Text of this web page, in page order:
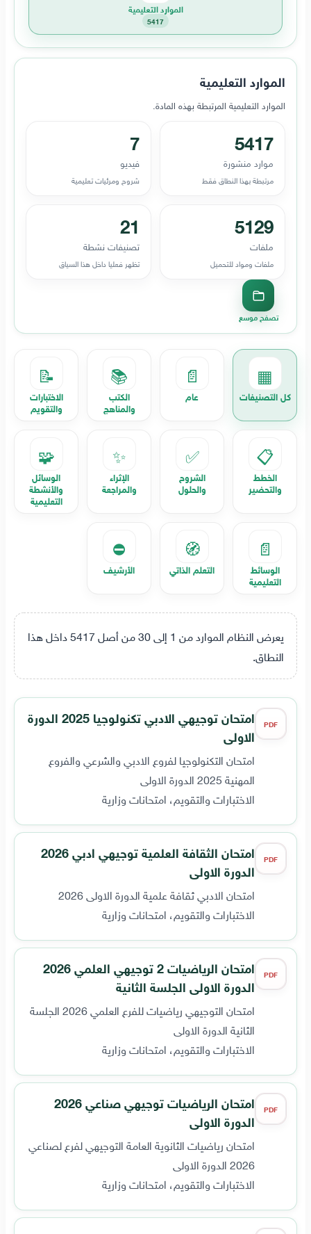
الموارد التعليمية
5417
الموارد التعليمية
الموارد التعليمية المرتبطة بهذه المادة.
5417
موارد منشورة
مرتبطة بهذا النطاق فقط
7
فيديو
شروح ومرئيات تعليمية
5129
ملفات
ملفات ومواد للتحميل
21
تصنيفات نشطة
تظهر فعليا داخل هذا السياق
تصفح موسع
▦
كل التصنيفات
📄
عام
📚
الكتب
والمناهج
📝
الاختبارات
والتقويم
📋
الخطط
والتحضير
✅
الشروح
والحلول
✨
الإثراء
والمراجعة
🧩
الوسائل
والأنشطة
التعليمية
📄
الوسائط
التعليمية
🧭
التعلم الذاتي
⛔
الأرشيف
يعرض النظام الموارد من 1 إلى 30 من أصل 5417 داخل هذا
النطاق.
PDF
امتحان توجيهي الادبي تكنولوجيا 2025 الدورة
الاولى
امتحان التكنولوجيا لفروع الادبي والشرعي والفروع
المهنية 2025 الدورة الاولى
الاختبارات والتقويم، امتحانات وزارية
PDF
امتحان الثقافة العلمية توجيهي ادبي 2026
الدورة الاولى
امتحان الادبي ثقافة علمية الدورة الاولى 2026
الاختبارات والتقويم، امتحانات وزارية
PDF
امتحان الرياضيات 2 توجيهي العلمي 2026
الدورة الاولى الجلسة الثانية
امتحان التوجيهي رياضيات للفرع العلمي 2026 الجلسة
الثانية الدورة الاولى
الاختبارات والتقويم، امتحانات وزارية
PDF
امتحان الرياضيات توجيهي صناعي 2026
الدورة الاولى
امتحان رياضيات الثانوية العامة التوجيهي لفرع لصناعي
2026 الدورة الاولى
الاختبارات والتقويم، امتحانات وزارية